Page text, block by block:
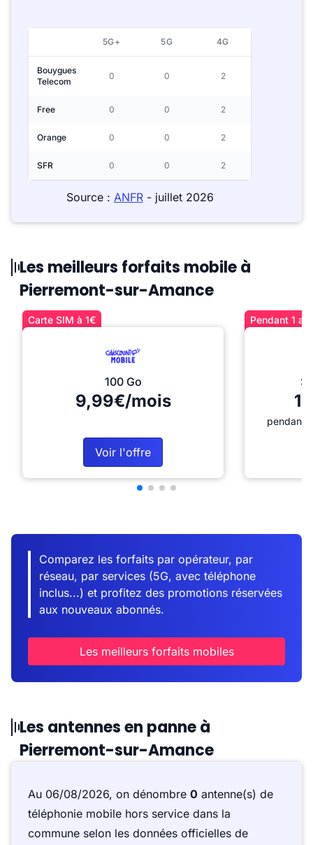
5G+ 5G 4G
Bouygues
Telecom
0 0 2
Free 0 0 2
Orange 0 0 2
SFR 0 0 2
Source : ANFR- juillet 2026
Les meilleurs forfaits mobile à
Pierremont-sur-Amance
Carte SIM à 1€
100 Go
9,99€/mois
Voir l'offre
Pendant 1
pendant
Comparez les forfaits par opérateur, par
réseau, par services (5G, avec téléphone
inclus...) et profitez des promotions réservées
aux nouveaux abonnés.
Les meilleurs forfaits mobiles
Les antennes en panne à
Pierremont-sur-Amance
Au 06/08/2026, on dénombre 0 antenne(s) de
téléphonie mobile hors service dans la
commune selon les données officielles de